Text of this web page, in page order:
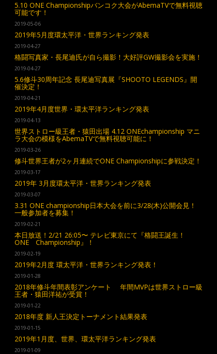
5.10 ONE Championshipバンコク大会がAbemaTVで無料視聴
可能です！
2019-05-06
2019年5月度環太平洋・世界ランキング発表
2019-04-27
格闘写真家・長尾迪氏が自ら撮影！大好評GW撮影会を実施！
2019-04-27
5.6修斗30周年記念 長尾迪写真展『SHOOTO LEGENDS』開
催決定！
2019-04-21
2019年4月度世界・環太平洋ランキング発表
2019-04-13
世界ストロー級王者・猿田出場 4.12 ONEchampionship マニ
ラ大会の模様をAbemaTVで無料視聴可能に！
2019-03-26
修斗世界王者が2ヶ月連続でONE Championshipに参戦決定！
2019-03-17
2019年 3月度環太平洋・世界ランキング発表
2019-03-07
3.31 ONE championship日本大会を前に3/28(木)公開会見！
一般参加者を募集！
2019-02-21
本日放送！2/21 26:05〜 テレビ東京にて『格闘王誕生！
ONE Championship』！
2019-02-19
2019年2月度 環太平洋・世界ランキング発表！
2019-01-28
2018年修斗年間表彰アンケート 年間MVPは世界ストロー級
王者・猿田洋祐が受賞！
2019-01-22
2018年度 新人王決定トーナメント結果発表
2019-01-15
2019年1月度、世界、環太平洋ランキング発表
2019-01-09